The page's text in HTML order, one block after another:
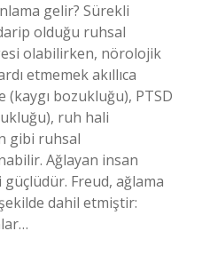
gelir? Sürekli
olduğu ruhsal
olabilirken, nörolojik
etmemek akıllıca
(kaygı bozukluğu), PTSD
ruh hali
gibi ruhsal
Ağlayan insan
Freud, ağlama
dahil etmiştir: